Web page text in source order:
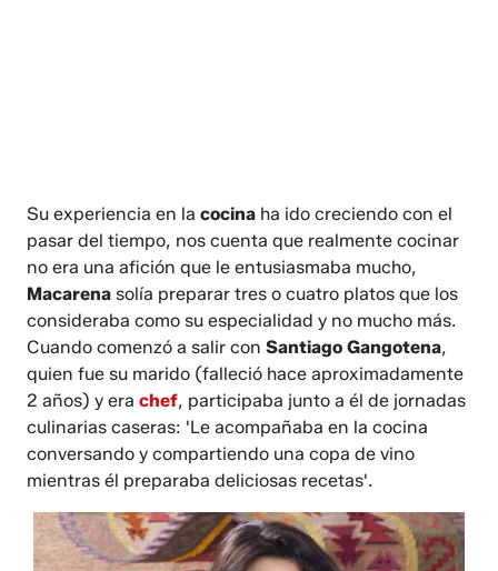
Su experiencia en lacocina ha ido creciendo con el
pasar del tiempo, nos cuenta que realmente cocinar
no era una afición que le entusiasmaba mucho,
Macarena solía preparar tres o cuatro platos que los
consideraba como su especialidad y no mucho más.
Cuando comenzó a salir conSantiago Gangotena,
quien fue su marido (falleció hace aproximadamente
2 años) y erachef, participaba junto a él de jornadas
culinarias caseras: 'Le acompañaba en la cocina
conversando y compartiendo una copa de vino
mientras él preparaba deliciosas recetas'.